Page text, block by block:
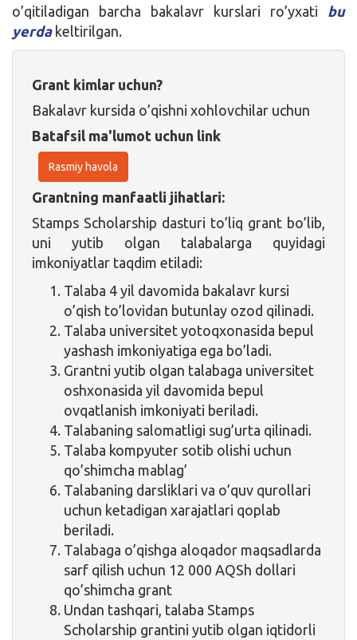
o’qitiladigan barcha bakalavr kurslari ro’yxati bu
yerdakeltirilgan.
Grant kimlar uchun?
Bakalavr kursida o’qishni xohlovchilar uchun
Batafsil ma'lumot uchun link
Rasmiy havola
Grantning manfaatli jihatlari:
Stamps Scholarship dasturi to’liq grant bo’lib,
uni yutib olgan talabalarga quyidagi
imkoniyatlar taqdim etiladi:
Talaba 4 yil davomida bakalavr kursi
o’qish to’lovidan butunlay ozod qilinadi.
Talaba universitet yotoqxonasida bepul
yashash imkoniyatiga ega bo’ladi.
Grantni yutib olgan talabaga universitet
oshxonasida yil davomida bepul
ovqatlanish imkoniyati beriladi.
Talabaning salomatligi sug’urta qilinadi.
Talaba kompyuter sotib olishi uchun
qo’shimcha mablag’
Talabaning darsliklari va o’quv qurollari
uchun ketadigan xarajatlari qoplab
beriladi.
Talabaga o’qishga aloqador maqsadlarda
sarf qilish uchun 12 000 AQSh dollari
qo’shimcha grant
Undan tashqari, talaba Stamps
Scholarship grantini yutib olgan iqtidorli